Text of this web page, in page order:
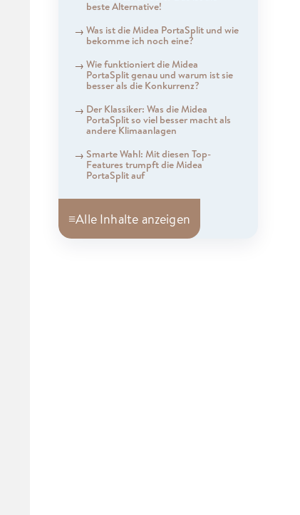
beste Alternative!
Was ist die Midea PortaSplit und wie
bekomme ich noch eine?
Wie funktioniert die Midea
PortaSplit genau und warum ist sie
besser als die Konkurrenz?
Der Klassiker: Was die Midea
PortaSplit so viel besser macht als
andere Klimaanlagen
Smarte Wahl: Mit diesen Top-
Features trumpft die Midea
PortaSplit auf
≡Alle Inhalte anzeigen